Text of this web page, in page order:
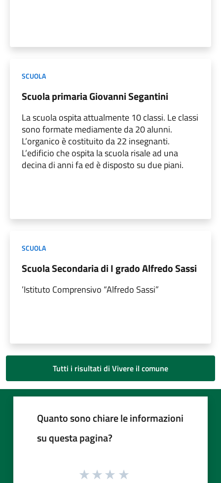
SCUOLA
Scuola primaria Giovanni Segantini
La scuola ospita attualmente 10 classi. Le classi
sono formate mediamente da 20 alunni.
L’organico è costituito da 22 insegnanti.
L’edificio che ospita la scuola risale ad una
decina di anni fa ed è disposto su due piani.
SCUOLA
Scuola Secondaria di I grado Alfredo Sassi
’Istituto Comprensivo “Alfredo Sassi”
Tutti i risultati di Vivere il comune
Quanto sono chiare le informazioni
su questa pagina?